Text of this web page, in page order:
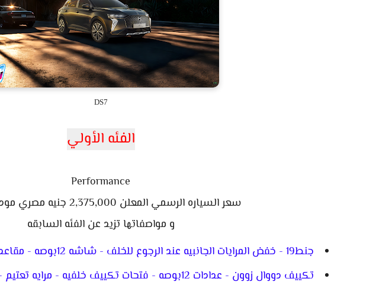
DS7
الفئه الأولي
Performance
سعر السياره الرسمي المعلن 2,375,000 جنيه مصري موديل 2025
و مواصفاتها تزيد عن الفئه السابقه
جنط19 - خفض المرايات الجانبيه عند الرجوع للخلف - شاشه 12بوصه - مقاعد جلد و ألكانترا
تكييف دووال زوون - عدادات 12بوصه - فتحات تكييف خلفيه - مرايه تعتيم - كاميرا خلفيه